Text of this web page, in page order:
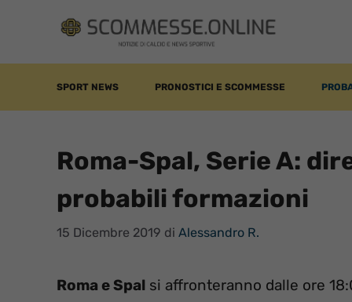
contenuto
SPORT NEWS PRONOSTICI E SCOMMESSE
Roma-Spal, Serie A:
probabili formazioni
15 Dicembre 2019 di Alessandro R.
Roma e Spal si affronteranno dalle ore